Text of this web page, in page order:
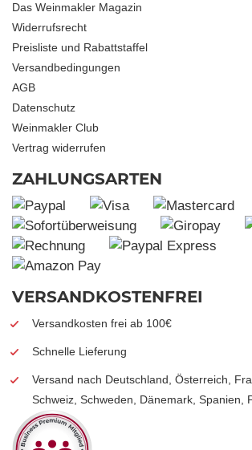
Das Weinmakler Magazin
Widerrufsrecht
Preisliste und Rabattstaffel
Versandbedingungen
AGB
Datenschutz
Weinmakler Club
Vertrag widerrufen
ZAHLUNGSARTEN
VERSANDKOSTENFREI
Versandkosten frei ab 100€
Schnelle Lieferung
Versand nach Deutschland, Österreich,
Schweiz, Schweden, Dänemark, Spanien,